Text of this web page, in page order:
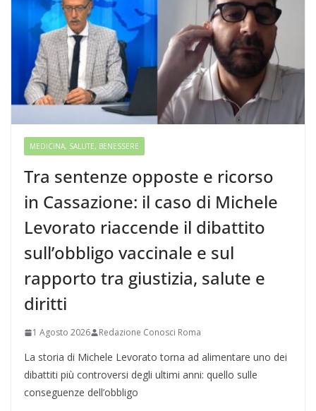
MEDICINA, SALUTE, BENESSERE
Tra sentenze opposte e ricorso
in Cassazione: il caso di Michele
Levorato riaccende il dibattito
sull’obbligo vaccinale e sul
rapporto tra giustizia, salute e
diritti
1 Agosto 2026 Redazione Conosci Roma
La storia di Michele Levorato torna ad alimentare uno dei
dibattiti più controversi degli ultimi anni: quello sulle
conseguenze dell’obbligo